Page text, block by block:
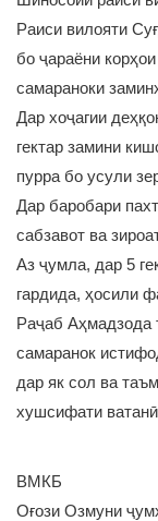
Раиси вилояти
бо ҷараёни
самараноки
Дар хоҷагии
гектар замини
пурра бо усули
Дар баробари
сабзавот ва
Аз ҷумла, дар 5
гардида, ҳосили
Раҷаб Аҳмадзода
самаранок
дар як сол ва
хушсифати
ВМКБ
Оғози Озмуни